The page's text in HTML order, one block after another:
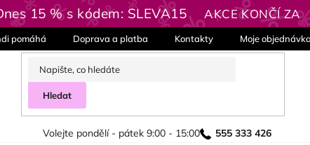
15 % s kódem: SLEVA15 AKCE KONČÍ ZA
pomáhá Doprava a platba Kontakty Moje
Hledat
Volejte pondělí - pátek 9:00 - 15:00 555 333 426